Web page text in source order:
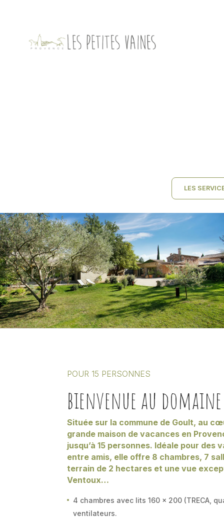
LES
POUR 15 PERSONNES
bienvenue au domaine
Située sur la commune de Goult, au
grande maison de vacances en
jusqu’à 15 personnes. Idéale pour des
entre amis, elle offre 8 chambres, 7
terrain de 2 hectares et une vue
Ventoux…
4 chambres avec lits 160 x 200 (TRECA,
ventilateurs.